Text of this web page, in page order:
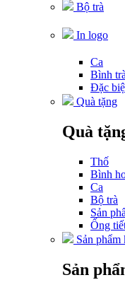
Bộ trà
In logo
Ca
Bình trà
Đặc
Quà tặng
Quà
Thố
Bình
Ca
Bộ trà
Sản
Ống
Sản phẩm
Sản